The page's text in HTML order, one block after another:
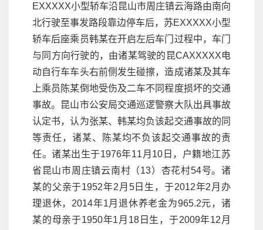
EXXXXX小型轿车沿昆山市周庄镇云海路由南向
北行驶至事发路段靠边停车后，苏EXXXXX小型
轿车后座乘员韩某在开启左后车门过程中，车门
与同方向行驶的，由诸某驾驶的昆CAXXXXX电
动自行车车头右前侧发生碰擦，造成诸某及其车
上乘员陈某倒地受伤及二车不同程度损坏的交通
事故。昆山市公安局交通巡逻警察大队出具事故
认定书，认为张某、韩某均负该起交通事故的同
等责任，诸某、陈某均不负该起交通事故的责
任。诸某出生于1976年11月10日，户籍地江苏
省昆山市周庄镇云南村（13）杏花村54号。诸
某的父亲于1952年2月5日生，于2012年2月办
理退休，2014年1月退休养老金为965.2元，诸
某的母亲于1950年1月18日生，于2009年12月